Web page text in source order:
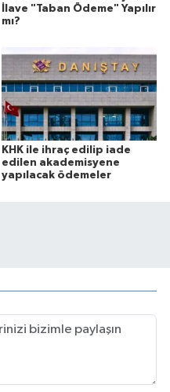
İlave "Taban Ödeme" Yapılır
mı?
KHK ile ihraç edilip iade
edilen akademisyene
yapılacak ödemeler